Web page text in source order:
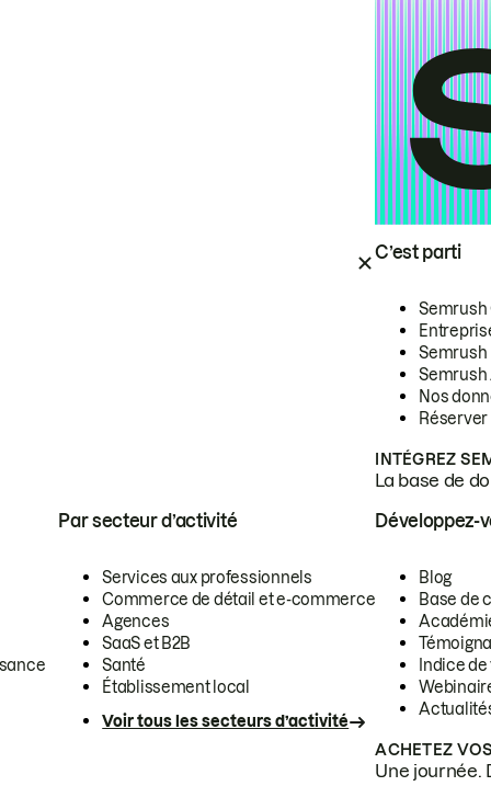
C’est parti
Semrush
Semrush
Semrush
Nos
INTÉGREZ
La base de
Par secteur d’activité
Services aux professionnels
Commerce de détail et e-commerce
Agences
SaaS et B2B
Santé
Établissement local
Voir tous les secteurs d’activité
Développez-
Blog
Base de
Indice
ACHETEZ
Une journée.